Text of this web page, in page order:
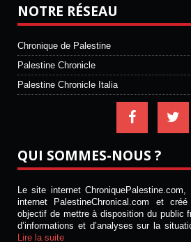
NOTRE RÉSEAU
Chronique de Palestine
Palestine Chronicle
Palestine Chronicle Italia
QUI SOMMES-NOUS ?
Le site internet
internet PalestineChronical.com et
objectif de mettre à disposition du public
d’informations et d’analyses sur la
Lire la suite